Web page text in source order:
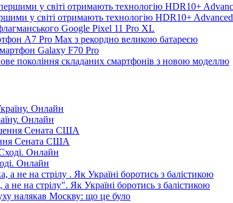
у світі отримають технологію HDR10+ Advanced
Google Pixel 11 Pro XL
A7 Pro Max з рекордно великою батареєю
Galaxy F70 Pro
покоління складаних смартфонів з новою моделлю
Онлайн
Сената США
Онлайн
не на стрілу". Як Україні боротись з балістикою